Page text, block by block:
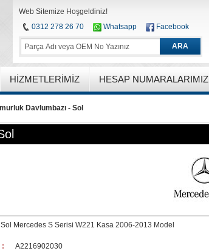
Web Sitemize Hoşgeldiniz!
0312 278 26 70
Whatsapp Facebook
ARA
HIZMETLERIMIZ HESAP NUMARALARIMIZ
Davlumbazı - Sol
Mercedes S Serisi W221 Kasa 2006-2013 Model
: A2216902030